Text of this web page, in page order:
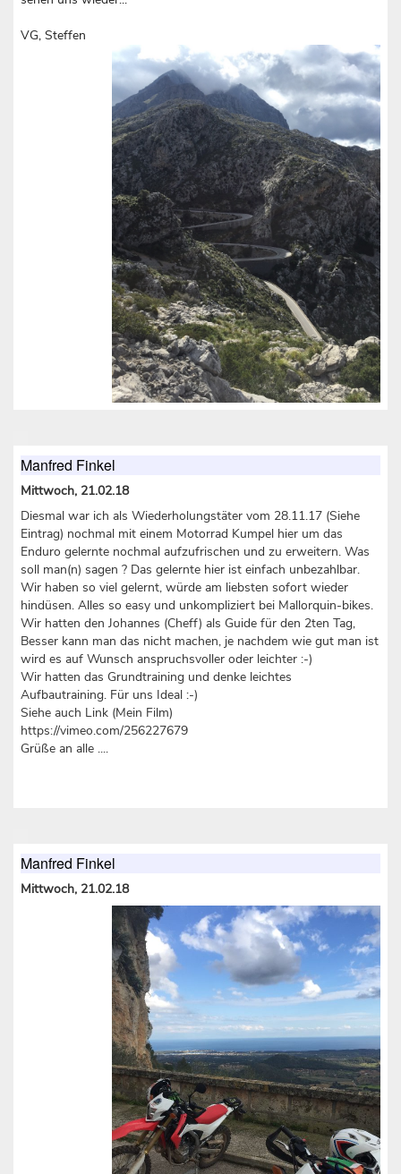
VG, Steffen
Manfred Finkel
Mittwoch, 21.02.18
Diesmal war ich als Wiederholungstäter vom 28.11.17 (Siehe
Eintrag) nochmal mit einem Motorrad Kumpel hier um das
Enduro gelernte nochmal aufzufrischen und zu erweitern. Was
soll man(n) sagen ? Das gelernte hier ist einfach unbezahlbar.
Wir haben so viel gelernt, würde am liebsten sofort wieder
hindüsen. Alles so easy und unkompliziert bei Mallorquin-bikes.
Wir hatten den Johannes (Cheff) als Guide für den 2ten Tag,
Besser kann man das nicht machen, je nachdem wie gut man ist
wird es auf Wunsch anspruchsvoller oder leichter :-)
Wir hatten das Grundtraining und denke leichtes
Aufbautraining. Für uns Ideal :-)
Siehe auch Link (Mein Film)
https://vimeo.com/256227679
Grüße an alle ....
Manfred Finkel
Mittwoch, 21.02.18